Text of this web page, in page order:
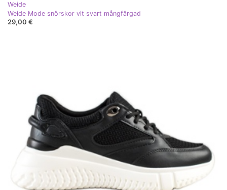
Weide
Weide Mode snörskor vit svart mångfärgad
29,00 €